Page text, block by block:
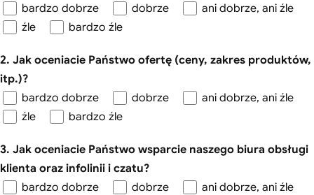
bardzo dobrze
dobrze
ani dobrze, ani źle
źle
bardzo źle
2. Jak oceniacie Państwo ofertę (ceny, zakres produktów,
itp.)?
bardzo dobrze
dobrze
ani dobrze, ani źle
źle
bardzo źle
3. Jak oceniacie Państwo wsparcie naszego biura obsługi
klienta oraz infolinii i czatu?
bardzo dobrze
dobrze
ani dobrze, ani źle